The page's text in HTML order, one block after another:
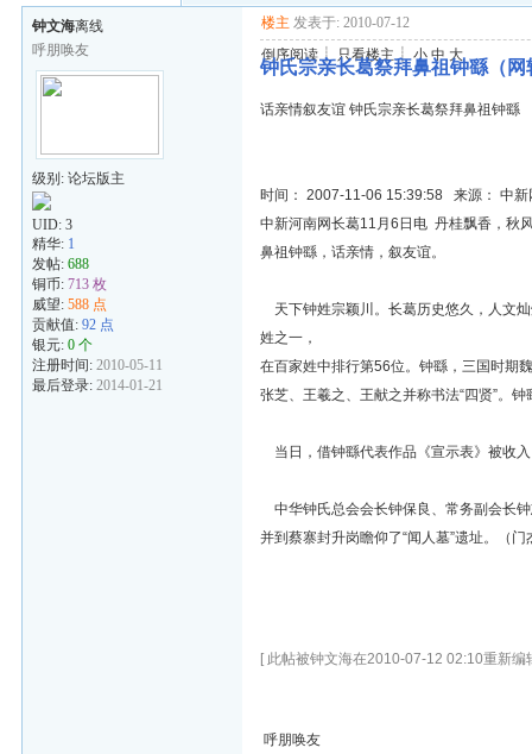
钟文海离线
呼朋唤友
级别: 论坛版主
UID: 3
精华: 1
发帖: 688
铜币: 713 枚
威望: 588 点
贡献值: 92 点
银元: 0 个
注册时间: 2010-05-11
最后登录: 2014-01-21
楼主 发表于: 2010-07-12
倒序阅读 ┊ 只看楼主 ┊ 小 中 大
钟氏宗亲长葛祭拜鼻祖钟繇（网
话亲情叙友谊 钟氏宗亲长葛祭拜鼻祖钟繇
时间： 2007-11-06 15:39:58 来源： 中
中新河南网长葛11月6日电 丹桂飘香，秋
鼻祖钟繇，话亲情，叙友谊。
天下钟姓宗颖川。长葛历史悠久，人文
姓之一，
在百家姓中排行第56位。钟繇，三国时期
张芝、王羲之、王献之并称书法“四贤”。
当日，借钟繇代表作品《宣示表》被收
中华钟氏总会会长钟保良、常务副会长
并到蔡寨封升岗瞻仰了“闻人墓”遗址。（门
[ 此帖被钟文海在2010-07-12 02:10重新编
呼朋唤友